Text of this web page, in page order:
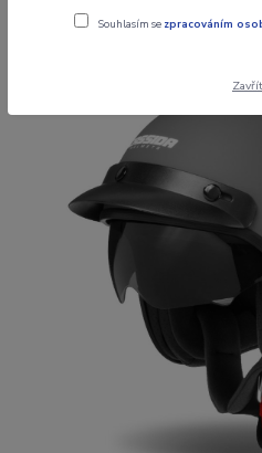
Souhlasím se zpracováním
Zavřít